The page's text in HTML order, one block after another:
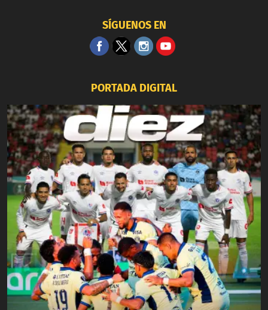
SÍGUENOS EN
PORTADA DIGITAL